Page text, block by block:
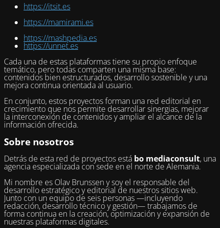
https://itsit.es
https://mamirami.es
https://mashpedia.es
https://unnet.es
Cada una de estas plataformas tiene su propio enfoque
temático, pero todas comparten una misma base:
contenidos bien estructurados, desarrollo sostenible y una
mejora continua orientada al usuario.
En conjunto, estos proyectos forman una red editorial en
crecimiento que nos permite desarrollar sinergias, mejorar
la interconexión de contenidos y ampliar el alcance de la
información ofrecida.
Sobre nosotros
Detrás de esta red de proyectos está bo mediaconsult, una
agencia especializada con sede en el norte de Alemania.
Mi nombre es Olav Brunssen y soy el responsable del
desarrollo estratégico y editorial de nuestros sitios web.
Junto con un equipo de seis personas —incluyendo
redacción, desarrollo técnico y gestión— trabajamos de
forma continua en la creación, optimización y expansión de
nuestras plataformas digitales.